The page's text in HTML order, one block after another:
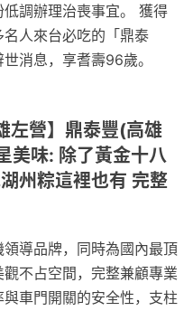
調辦理治喪事宜。 獲得
人來台必吃的「鼎泰
消息，享耆壽96歲。
左營】鼎泰豐(高雄
美味: 除了黃金十八
州粽這裡也有 完整
導品牌，同時為國內最頂
不占空間，完整兼顧專業
車門開關的安全性，支柱